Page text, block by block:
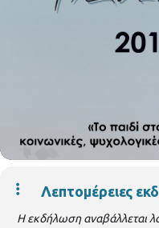
Λεπτομέρειες
Η εκδήλωση αναβάλλεται